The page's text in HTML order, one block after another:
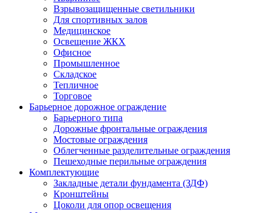
Взрывозащищенные светильники
Для спортивных залов
Медицинское
Освещение ЖКХ
Офисное
Промышленное
Складское
Тепличное
Торговое
Барьерное дорожное ограждение
Барьерного типа
Дорожные фронтальные ограждения
Мостовые ограждения
Облегченные разделительные ограждения
Пешеходные перильные ограждения
Комплектующие
Закладные детали фундамента (ЗДФ)
Кронштейны
Цоколи для опор освещения